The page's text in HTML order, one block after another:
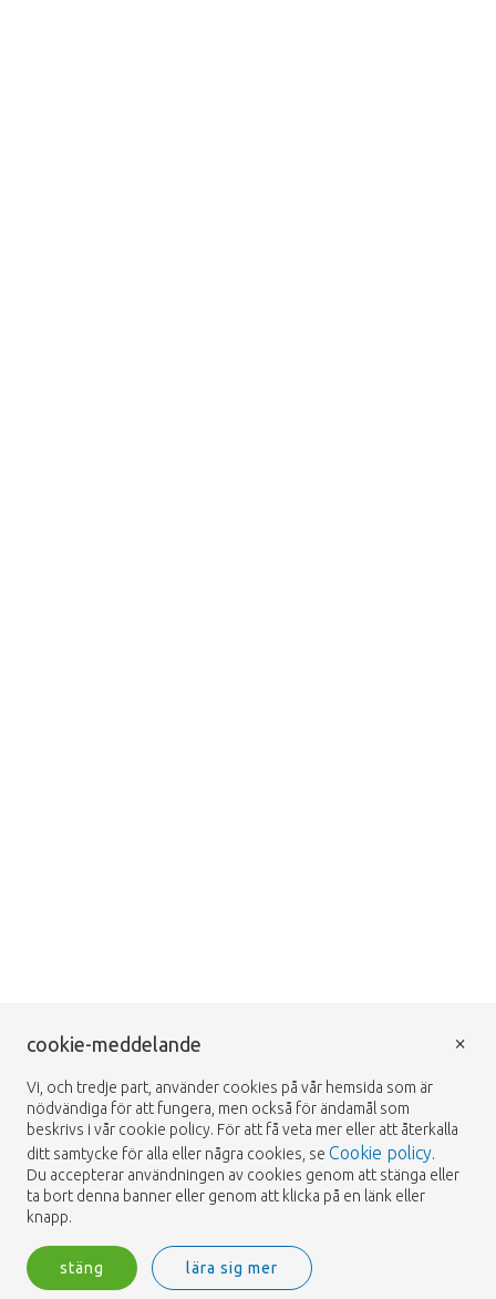
cookie-meddelande
Vi, och tredje part, använder cookies på vår hemsida som är
nödvändiga för att fungera, men också för ändamål som
beskrivs i vår cookie policy. För att få veta mer eller att återkalla
ditt samtycke för alla eller några cookies, se Cookie policy.
Du accepterar användningen av cookies genom att stänga eller
ta bort denna banner eller genom att klicka på en länk eller
knapp.
stäng lära sig mer
×